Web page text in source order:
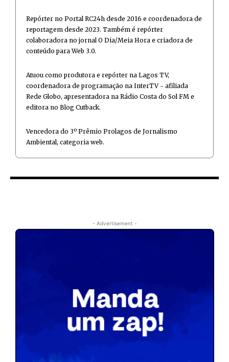
Repórter no Portal RC24h desde 2016 e coordenadora de
reportagem desde 2023. Também é repórter
colaboradora no jornal O Dia/Meia Hora e criadora de
conteúdo para Web 3.0.
Atuou como produtora e repórter na Lagos TV,
coordenadora de programação na InterTV - afiliada
Rede Globo, apresentadora na Rádio Costa do Sol FM e
editora no Blog Cutback.
Vencedora do 3º Prêmio Prolagos de Jornalismo
Ambiental, categoria web.
- Advertisement -